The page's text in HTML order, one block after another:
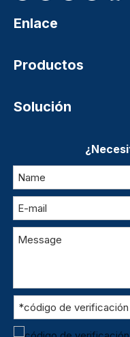
Enlace
Productos
Solución